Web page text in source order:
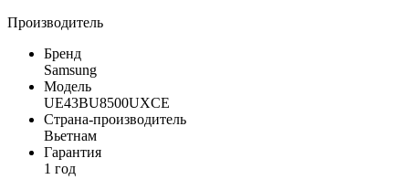
Производитель
Бренд
Samsung
Модель
UE43BU8500UXCE
Страна-производитель
Вьетнам
Гарантия
1 год